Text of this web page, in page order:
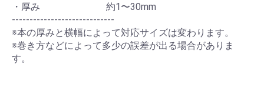
・厚み 約1〜30mm
-----------------------------
※本の厚みと横幅によって対応サイズは変わります。
※巻き方などによって多少の誤差が出る場合がありま
す。